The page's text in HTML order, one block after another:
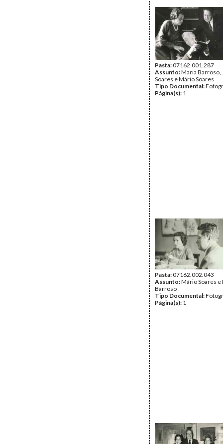
Cimeira Ibero-
Autor:Jorge Brilhante
Fundo:AMS - Arquivo
Tipo Documental:
Página(s):36
Pasta:07162.001.287
Assunto:Maria Barroso,
Soares e Mário Soares
Tipo Documental:
Página(s): 1
Pasta:07162.002.043
Assunto:Mário Soares e
Barroso
Tipo Documental:
Página(s): 1